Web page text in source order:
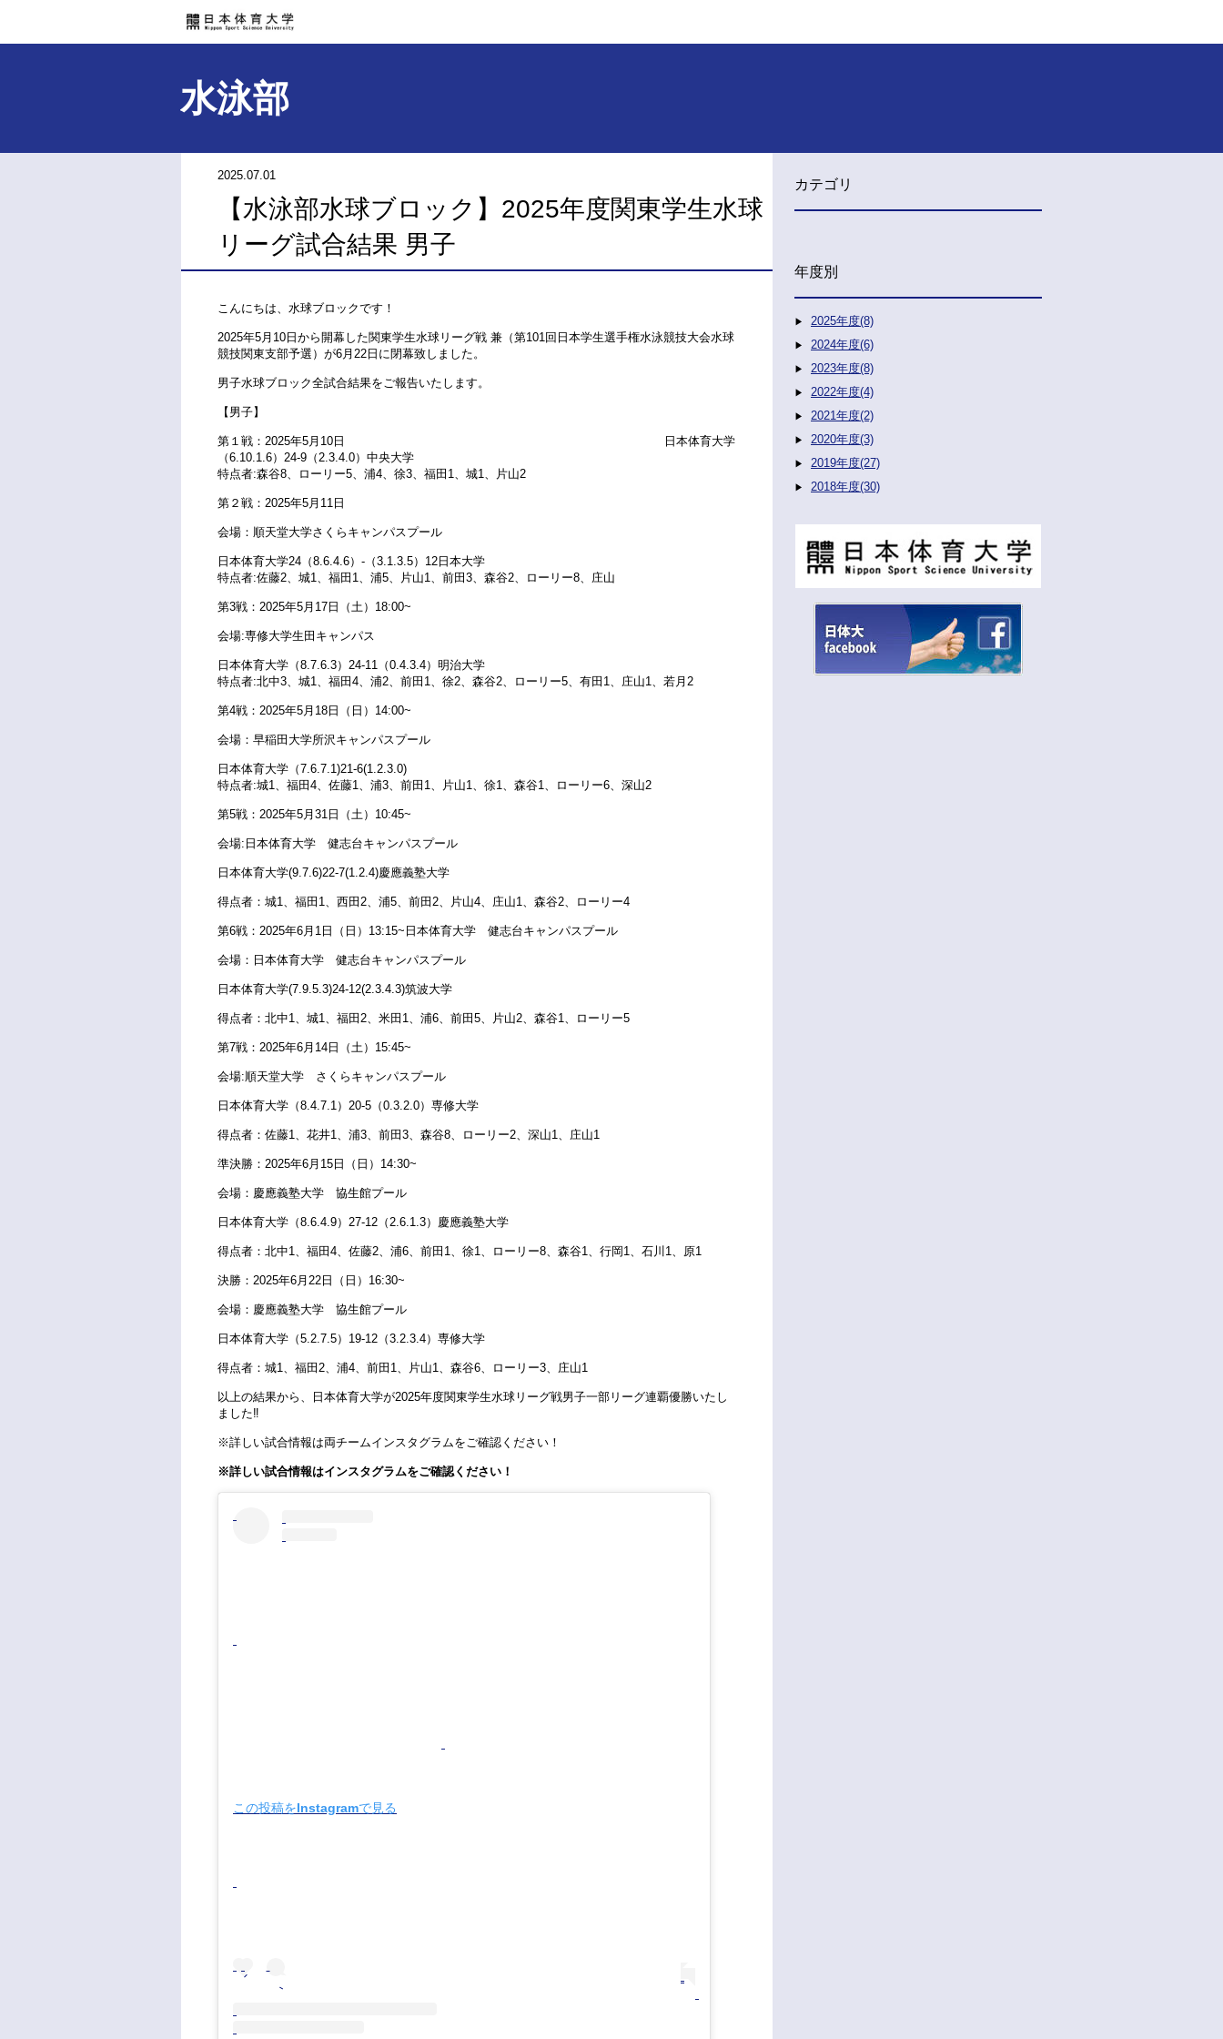
水泳部
2025.07.01
【水泳部水球ブロック】2025年度関東学生水球
リーグ試合結果 男子
こんにちは、水球ブロックです！
2025年5月10日から開幕した関東学生水球リーグ戦 兼（第101回日本学生選手権水泳競技大会水球
競技関東支部予選）が6月22日に閉幕致しました。
男子水球ブロック全試合結果をご報告いたします。
【男子】
第１戦：2025年5月10日
日本体育大学
（6.10.1.6）24-9（2.3.4.0）中央大学
特点者:森谷8、ローリー5、浦4、徐3、福田1、城1、片山2
第２戦：2025年5月11日
会場：順天堂大学さくらキャンパスプール
日本体育大学24（8.6.4.6）-（3.1.3.5）12日本大学
特点者:佐藤2、城1、福田1、浦5、片山1、前田3、森谷2、ローリー8、庄山
第3戦：2025年5月17日（土）18:00~
会場:専修大学生田キャンパス
日本体育大学（8.7.6.3）24-11（0.4.3.4）明治大学
特点者:北中3、城1、福田4、浦2、前田1、徐2、森谷2、ローリー5、有田1、庄山1、若月2
第4戦：2025年5月18日（日）14:00~
会場：早稲田大学所沢キャンパスプール
日本体育大学（7.6.7.1)21-6(1.2.3.0)
特点者:城1、福田4、佐藤1、浦3、前田1、片山1、徐1、森谷1、ローリー6、深山2
第5戦：2025年5月31日（土）10:45~
会場:日本体育大学 健志台キャンパスプール
日本体育大学(9.7.6)22-7(1.2.4)慶應義塾大学
得点者： 城1、福田1、西田2、浦5、前田2、片山4、庄山1、森谷2、ローリー4
第6戦：2025年6月1日（日）13:15~ 日本体育大学 健志台キャンパスプール
会場： 日本体育大学 健志台キャンパスプール
日本体育大学(7.9.5.3)24-12(2.3.4.3)筑波大学
得点者： 北中1、城1、福田2、米田1、浦6、前田5、片山2、森谷1、ローリー5
第7戦：2025年6月14日（土）15:45~
会場:順天堂大学 さくらキャンパスプール
日本体育大学（8.4.7.1）20-5（0.3.2.0）専修大学
得点者： 佐藤1、花井1、浦3、前田3、森谷8、ローリー2、深山1、庄山1
準決勝：2025年6月15日（日）14:30~
会場：慶應義塾大学 協生館プール
日本体育大学（8.6.4.9）27-12（2.6.1.3）慶應義塾大学
得点者： 北中1、福田4、佐藤2、浦6、前田1、徐1、ローリー8、森谷1、行岡1、石川1、原1
決勝：2025年6月22日（日）16:30~
会場：慶應義塾大学 協生館プール
日本体育大学（5.2.7.5）19-12（3.2.3.4）専修大学
得点者： 城1、福田2、浦4、前田1、片山1、森谷6、ローリー3、庄山1
以上の結果から、日本体育大学が2025年度関東学生水球リーグ戦男子一部リーグ連覇優勝いたし
ました‼️
※詳しい試合情報は両チームインスタグラムをご確認ください！
※詳しい試合情報はインスタグラムをご確認ください！
この投稿をInstagramで見る
カテゴリ
年度別
2025年度(8)
2024年度(6)
2023年度(8)
2022年度(4)
2021年度(2)
2020年度(3)
2019年度(27)
2018年度(30)